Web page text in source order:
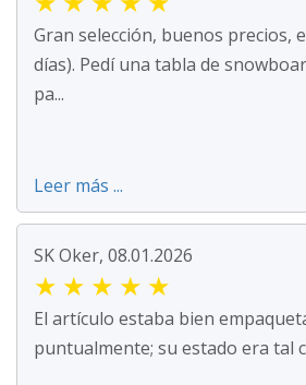
Gran selección, buenos precios,
días). Pedí una tabla de
pa...
Leer más ...
SK Oker, 08.01.2026
★ ★ ★ ★ ★
El artículo estaba bien
puntualmente; su estado era tal